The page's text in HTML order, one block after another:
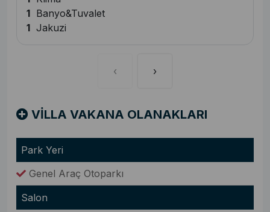
1 Banyo&Tuvalet
1 Jakuzi
‹ ›
VİLLA VAKANA OLANAKLARI
Park Yeri
Genel Araç Otoparkı
Salon